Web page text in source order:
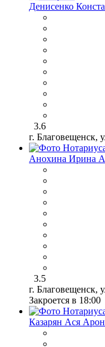
Денисенко
3.6
г. Благовещенск,
Анохина Ирина
3.5
г. Благовещенск,
Закроется в 18:00
Казарян Ася